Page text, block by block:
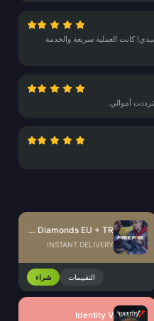
كانت العملية سريعة والخدمة
أموالي.
Free Fire Diamonds EU + TR
INSTANT DELIVERY
التقييمات شراء
Identity V